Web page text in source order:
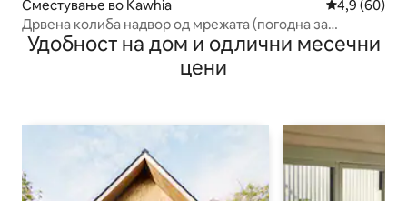
Сместување во Kawhia Просечна
4,9 (60)
Дрвена колиба надвор од мрежата (погодна за
миленичиња)
Удобност на дом и одлични месечни
цени